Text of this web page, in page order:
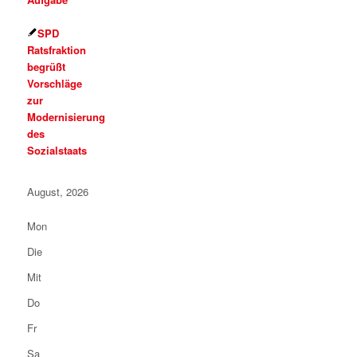
SPD
Ratsfraktion
begrüßt
Vorschläge
zur
Modernisierung
des
Sozialstaats
August, 2026
Mon
Die
Mit
Do
Fr
Sa